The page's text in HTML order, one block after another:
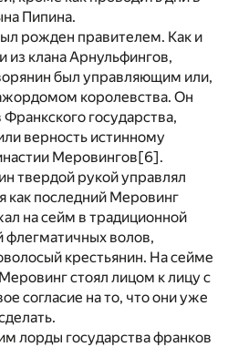
Пипина.
рожден правителем. Как и
из клана Арнульфингов,
был управляющим или,
королевства. Он
государства,
верность истинному
Меровингов[6].
твердой рукой управлял
как последний Меровинг
на сейм в традиционной
флегматичных волов,
крестьянин. На сейме
стоял лицом к лицу с
согласие на то, что они уже
лорды государства франков